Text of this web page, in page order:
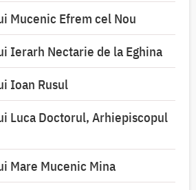
Mucenic Efrem cel Nou
Ierarh Nectarie de la Eghina
Ioan Rusul
Luca Doctorul, Arhiepiscopul
Mare Mucenic Mina